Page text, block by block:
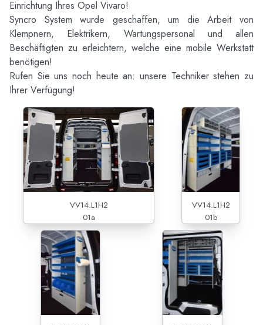
Einrichtung Ihres Opel Vivaro!
Syncro System wurde geschaffen, um die Arbeit von
Klempnern, Elektrikern, Wartungspersonal und allen
Beschäftigten zu erleichtern, welche eine mobile Werkstatt
benötigen!
Rufen Sie uns noch heute an: unsere Techniker stehen zu
Ihrer Verfügung!
VV14.L1H2
01a
VV14.L1H2
01b